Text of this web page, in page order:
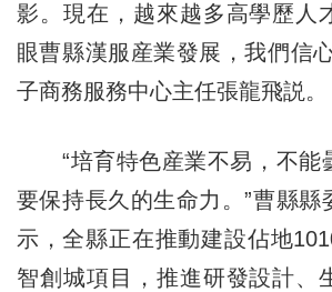
影。現在，越來越多高學歷人
眼曹縣漢服産業發展，我們信
子商務服務中心主任張龍飛説。
“培育特色産業不易，不能
要保持長久的生命力。”曹縣縣
示，全縣正在推動建設佔地
智創城項目，推進研發設計、